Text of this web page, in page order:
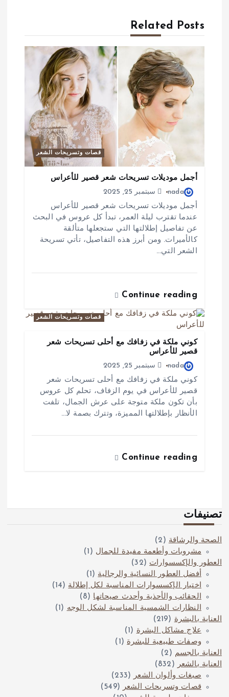
Related Posts
قصات وتسريحات الشعر
أجمل موديلات تسريحات شعر قصير للأعراس
nada
سبتمبر 25, 2025
أجمل موديلات تسريحات شعر قصير للأعراس
عندما تقترب ليلة العمر، تبدأ كل عروس في البحث
عن تفاصيل إطلالتها التي ستجعلها متألقة
كالأميرات. ومن أبرز هذه التفاصيل، تأتي تسريحة
الشعر التي…
Continue reading
قصات وتسريحات الشعر
كوني ملكة في زفافك مع أحلى تسريحات شعر
قصير للأعراس
nada
سبتمبر 25, 2025
كوني ملكة في زفافك مع أحلى تسريحات شعر
قصير للأعراس في يوم الزفاف، تحلم كل عروس
بأن تكون ملكة متوجة على عرش الجمال، تلفت
الأنظار بإطلالتها المميزة، وتترك بصمة لا…
Continue reading
تصنيفات
الصحة والرشاقة(2)
مشروبات وأطعمة مفيدة للجمال (1)
العطور والإكسسوارات(32)
أفضل العطور النسائية والرجالية(1)
اختيار الإكسسوارات المناسبة لكل إطلالة(14)
الحقائب والأحذية وأحدث صيحاتها(8)
النظارات الشمسية المناسبة لشكل الوجه(1)
العناية بالبشرة(219)
علاج مشاكل البشرة(1)
وصفات طبيعية للبشرة(1)
العناية بالجسم(2)
العناية بالشعر(832)
صبغات وألوان الشعر(233)
قصات وتسريحات الشعر(549)